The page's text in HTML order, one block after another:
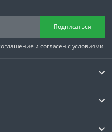
Подписаться
и согласен с условиями